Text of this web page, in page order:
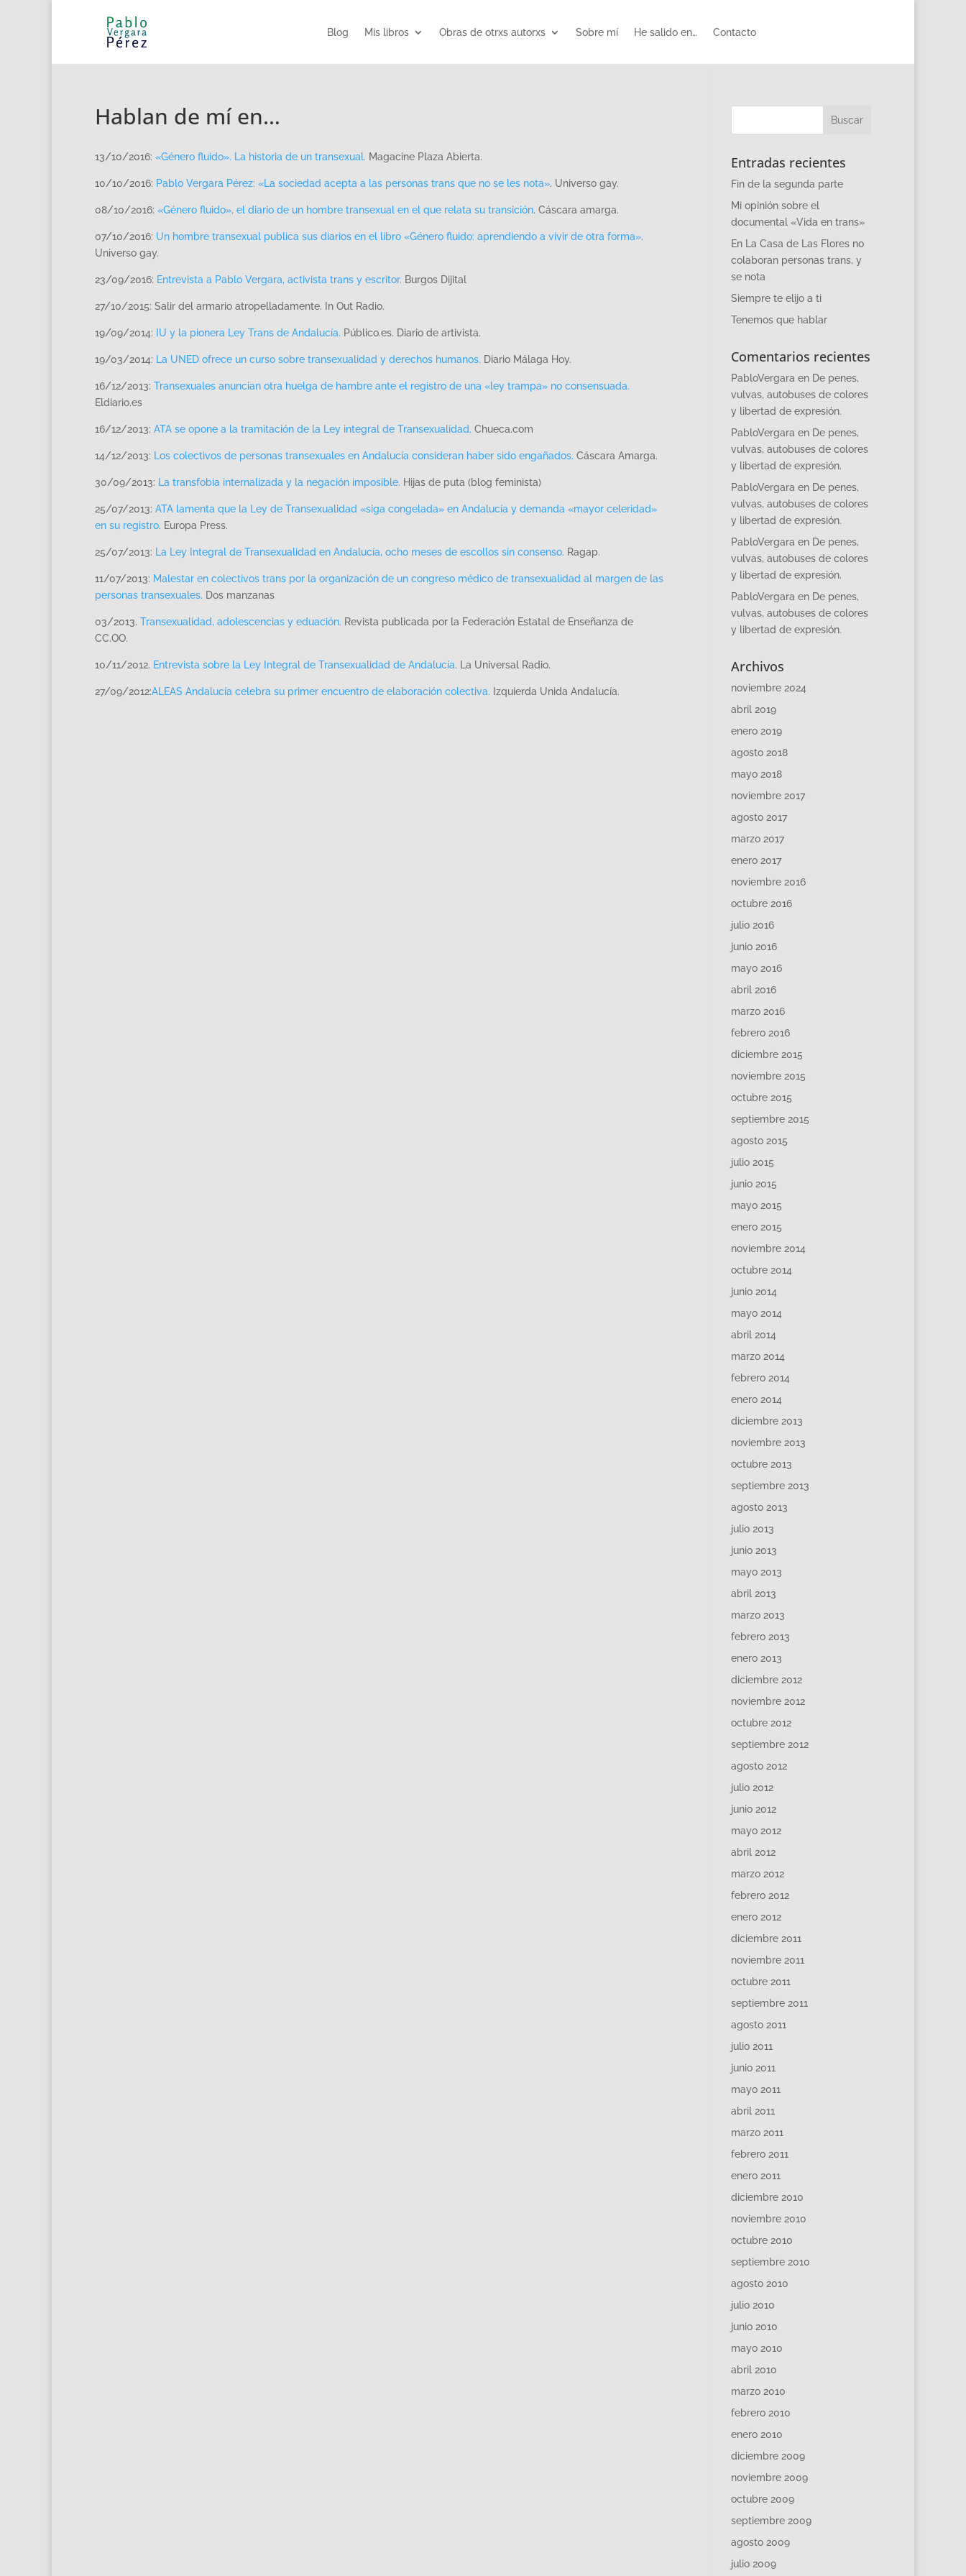
Blog Mis libros Obras de otrxs autorxs Sobre mí He salido en… Contacto
Hablan de mí en…
13/10/2016: «Género fluido». La historia de un transexual. Magacine Plaza Abierta.
10/10/2016: Pablo Vergara Pérez: «La sociedad acepta a las personas trans que no se les nota». Universo gay.
08/10/2016: «Género fluido», el diario de un hombre transexual en el que relata su transición. Cáscara amarga.
07/10/2016: Un hombre transexual publica sus diarios en el libro «Género fluido: aprendiendo a vivir de otra forma».
Universo gay.
23/09/2016: Entrevista a Pablo Vergara, activista trans y escritor. Burgos Dijital
27/10/2015: Salir del armario atropelladamente. In Out Radio.
19/09/2014: IU y la pionera Ley Trans de Andalucía. Público.es. Diario de artivista.
19/03/2014: La UNED ofrece un curso sobre transexualidad y derechos humanos. Diario Málaga Hoy.
16/12/2013: Transexuales anuncian otra huelga de hambre ante el registro de una «ley trampa» no consensuada.
Eldiario.es
16/12/2013: ATA se opone a la tramitación de la Ley integral de Transexualidad. Chueca.com
14/12/2013: Los colectivos de personas transexuales en Andalucía consideran haber sido engañados. Cáscara Amarga.
30/09/2013: La transfobia internalizada y la negación imposible. Hijas de puta (blog feminista)
25/07/2013: ATA lamenta que la Ley de Transexualidad «siga congelada» en Andalucía y demanda «mayor celeridad»
en su registro. Europa Press.
25/07/2013: La Ley Integral de Transexualidad en Andalucía, ocho meses de escollos sin consenso. Ragap.
11/07/2013: Malestar en colectivos trans por la organización de un congreso médico de transexualidad al margen de las
personas transexuales. Dos manzanas
03/2013. Transexualidad, adolescencias y eduación. Revista publicada por la Federación Estatal de Enseñanza de
CC.OO.
10/11/2012. Entrevista sobre la Ley Integral de Transexualidad de Andalucía. La Universal Radio.
27/09/2012:ALEAS Andalucía celebra su primer encuentro de elaboración colectiva. Izquierda Unida Andalucía.
Entradas recientes
Fin de la segunda parte
Mi opinión sobre el
documental «Vida en trans»
En La Casa de Las Flores no
colaboran personas trans, y
se nota
Siempre te elijo a ti
Tenemos que hablar
Comentarios recientes
PabloVergara en De penes,
vulvas, autobuses de colores
y libertad de expresión.
PabloVergara en De penes,
vulvas, autobuses de colores
y libertad de expresión.
PabloVergara en De penes,
vulvas, autobuses de colores
y libertad de expresión.
PabloVergara en De penes,
vulvas, autobuses de colores
y libertad de expresión.
PabloVergara en De penes,
vulvas, autobuses de colores
y libertad de expresión.
Archivos
noviembre 2024
abril 2019
enero 2019
agosto 2018
mayo 2018
noviembre 2017
agosto 2017
marzo 2017
enero 2017
noviembre 2016
octubre 2016
julio 2016
junio 2016
mayo 2016
abril 2016
marzo 2016
febrero 2016
diciembre 2015
noviembre 2015
octubre 2015
septiembre 2015
agosto 2015
julio 2015
junio 2015
mayo 2015
enero 2015
noviembre 2014
octubre 2014
junio 2014
mayo 2014
abril 2014
marzo 2014
febrero 2014
enero 2014
diciembre 2013
noviembre 2013
octubre 2013
septiembre 2013
agosto 2013
julio 2013
junio 2013
mayo 2013
abril 2013
marzo 2013
febrero 2013
enero 2013
diciembre 2012
noviembre 2012
octubre 2012
septiembre 2012
agosto 2012
julio 2012
junio 2012
mayo 2012
abril 2012
marzo 2012
febrero 2012
enero 2012
diciembre 2011
noviembre 2011
octubre 2011
septiembre 2011
agosto 2011
julio 2011
junio 2011
mayo 2011
abril 2011
marzo 2011
febrero 2011
enero 2011
diciembre 2010
noviembre 2010
octubre 2010
septiembre 2010
agosto 2010
julio 2010
junio 2010
mayo 2010
abril 2010
marzo 2010
febrero 2010
enero 2010
diciembre 2009
noviembre 2009
octubre 2009
septiembre 2009
agosto 2009
julio 2009